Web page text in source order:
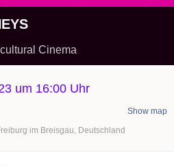
Cinema
um 16:00 Uhr
im Breisgau Deutschland
Show map